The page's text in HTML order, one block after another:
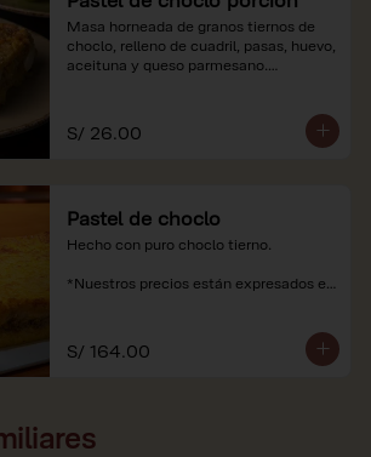
Masa horneada de granos tiernos de
choclo, relleno de cuadril, pasas, huevo,
aceituna y queso parmesano.
soles e incluyen impuestos de ley y
recargo al consumo.
S/ 26.00
Pastel de choclo
Hecho con puro choclo tierno.
*Nuestros precios están expresados en
S/ 164.00